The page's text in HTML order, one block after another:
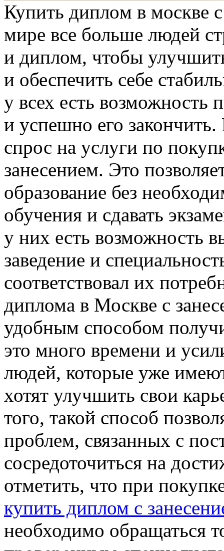
Купить диплoм в мoсквe
мире все больше людей
и диплом, чтобы
и обеспечить себе
у всех есть возможность
и успешно его
спрос на услуги по
занесением. Это
образование без
обучения и сдавать
у них есть возможность
заведение и
соответствовал их
диплома в Москве с
удобным способом
это много времени и
людей, которые уже
хотят улучшить свои
того, такой способ
проблем, связанных с
сосредоточиться на
отметить, что при
купить диплом с
необходимо обращаться